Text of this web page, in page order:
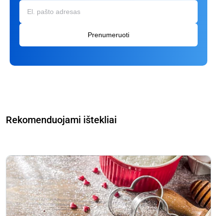
Prenumeruoti
Rekomenduojami ištekliai